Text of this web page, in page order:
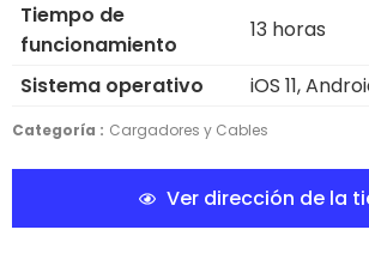
Tiempo de
funcionamiento
13 horas
Sistema operativo iOS 11,
Categoría : Cargadores y Cables
Ver dirección de la